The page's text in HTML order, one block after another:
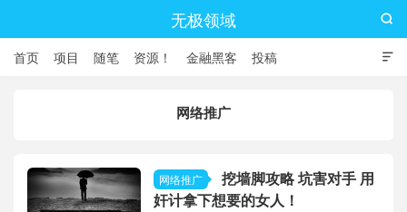
无极领域

首页 项目 随笔 资源！ 金融黑客 投稿

网络推广
网络推广
挖墙脚攻略 坑害对手 用
奸计拿下想要的女人！